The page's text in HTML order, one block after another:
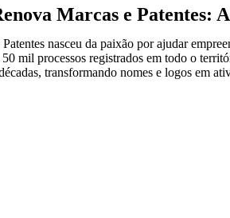
Marcas e Patentes:
nasceu da paixão por ajudar
mil processos registrados em todo o
transformando nomes e logos em